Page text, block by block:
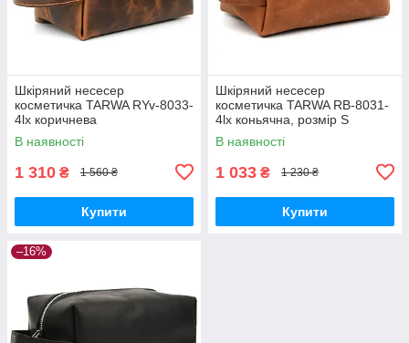
Шкіряний несесер
косметичка TARWA RYv-8033-
4lx коричнева
В наявності
1 310 ₴ 1 560 ₴
Купити
Шкіряний несесер
косметичка TARWA RB-8031-
4lx коньячна, розмір S
В наявності
1 033 ₴ 1 230 ₴
Купити
–16%